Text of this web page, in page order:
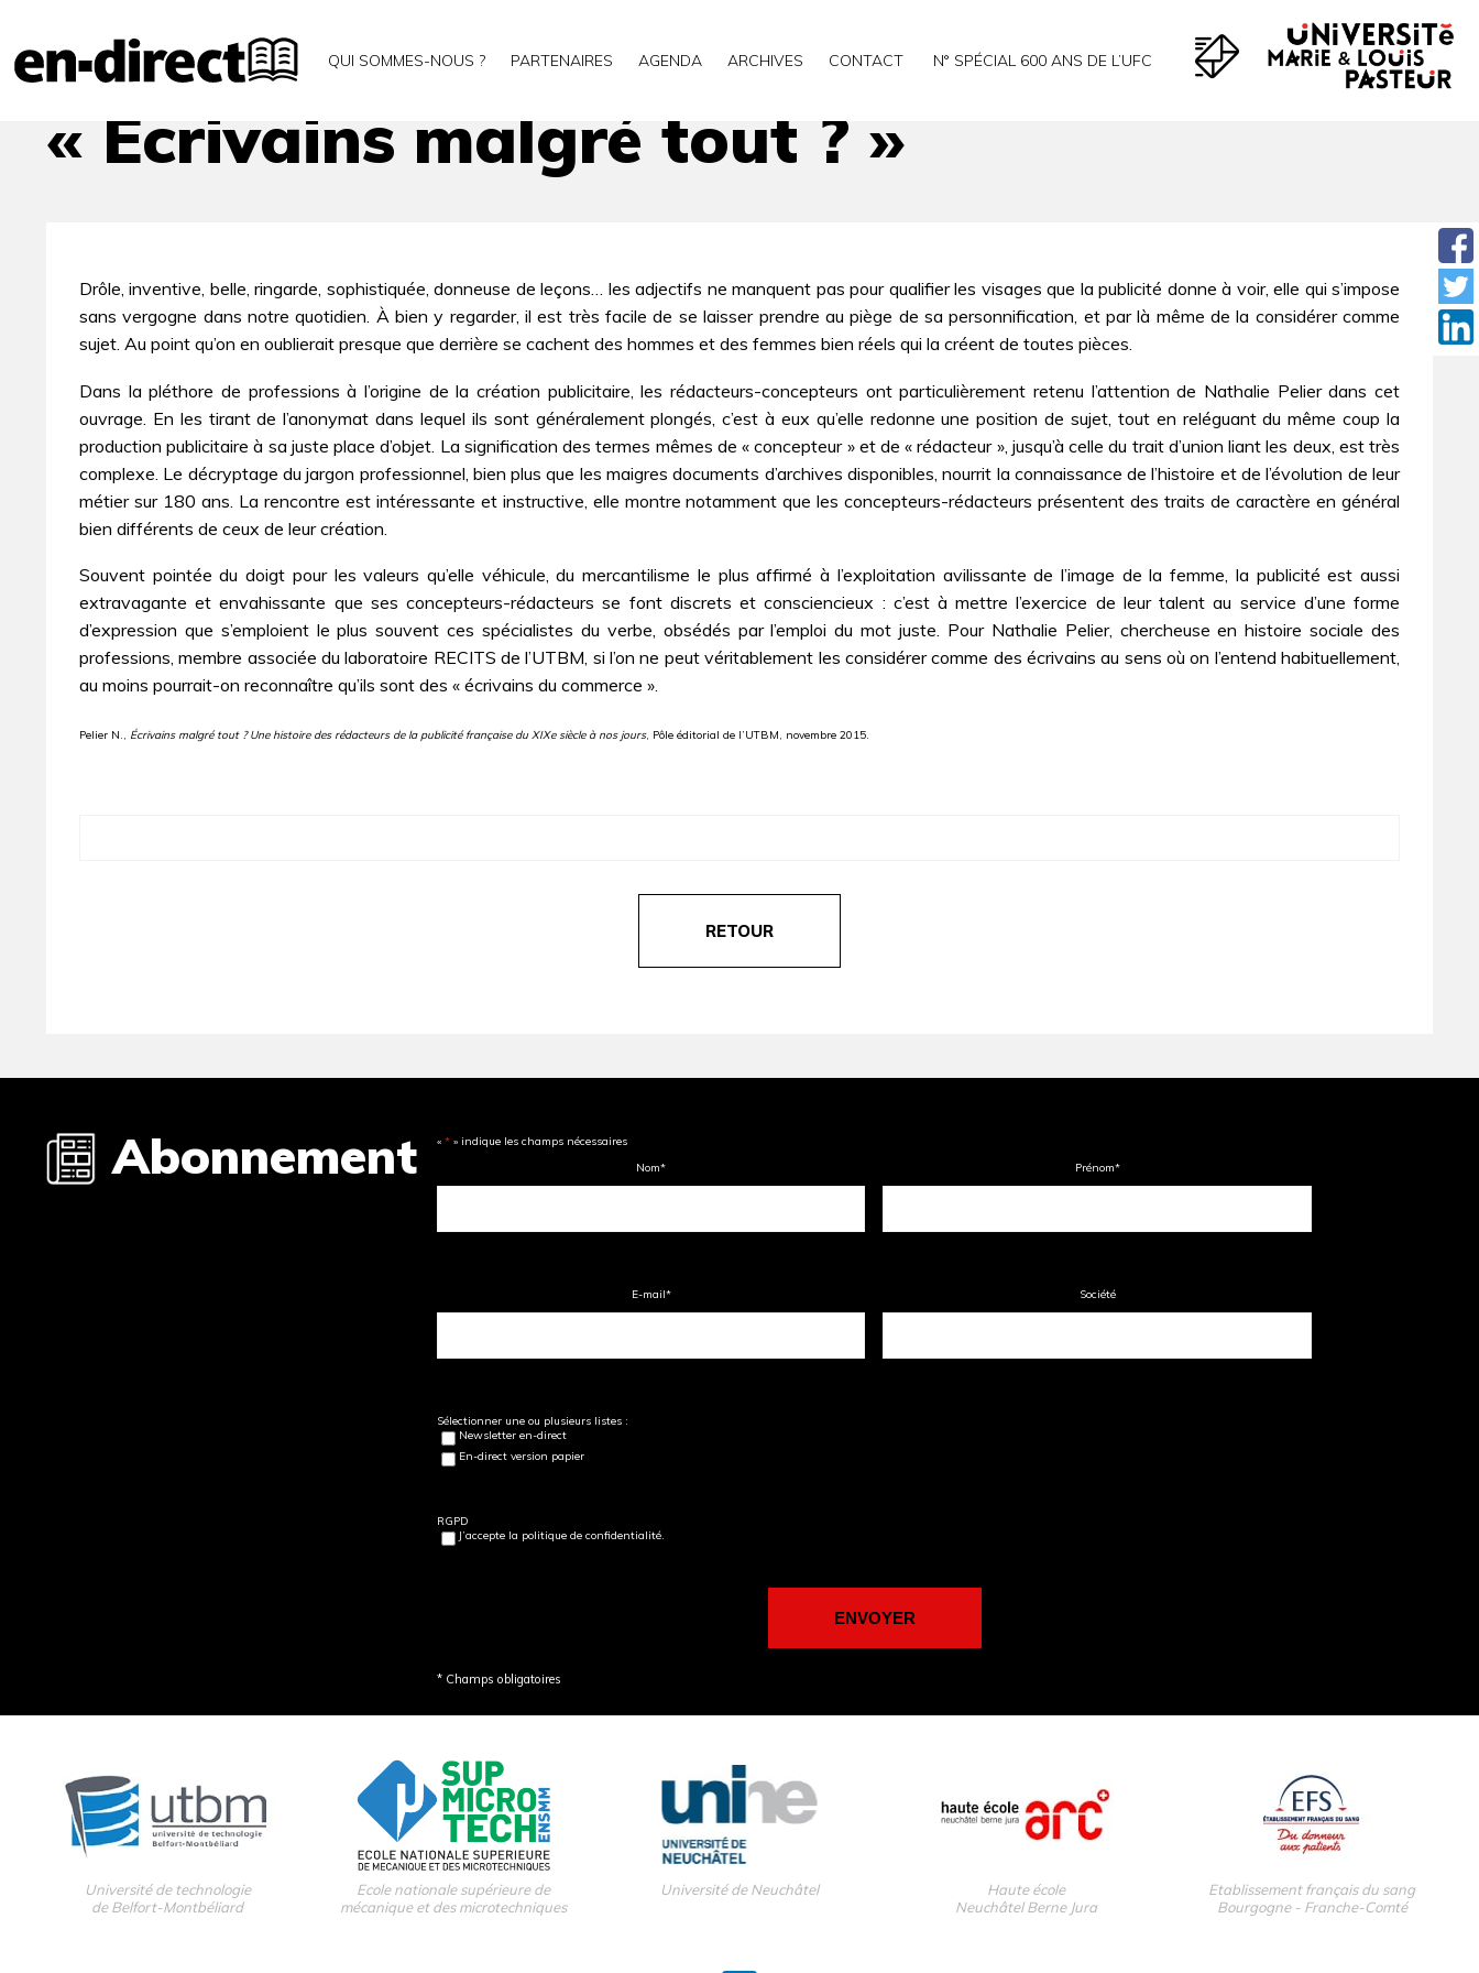
QUI SOMMES-NOUS ? PARTENAIRES AGENDA ARCHIVES CONTACT N° SPÉCIAL 600 ANS DE L’UFC
Archives « Écrivains malgré tout ? »
« Écrivains malgré tout ? »
Drôle, inventive, belle, ringarde, sophistiquée, donneuse de leçons… les adjectifs ne manquent pas pour qualifier les visages que la publicité donne à voir, elle qui s’impose
sans vergogne dans notre quotidien. À bien y regarder, il est très facile de se laisser prendre au piège de sa personnification, et par là même de la considérer comme
sujet. Au point qu’on en oublierait presque que derrière se cachent des hommes et des femmes bien réels qui la créent de toutes pièces.
Dans la pléthore de professions à l’origine de la création publicitaire, les rédacteurs-concepteurs ont particulièrement retenu l’attention de Nathalie Pelier dans cet
ouvrage. En les tirant de l’anonymat dans lequel ils sont généralement plongés, c’est à eux qu’elle redonne une position de sujet, tout en reléguant du même coup la
production publicitaire à sa juste place d’objet. La signification des termes mêmes de « concepteur » et de « rédacteur », jusqu’à celle du trait d’union liant les deux, est très
complexe. Le décryptage du jargon professionnel, bien plus que les maigres documents d’archives disponibles, nourrit la connaissance de l’histoire et de l’évolution de leur
métier sur 180 ans. La rencontre est intéressante et instructive, elle montre notamment que les concepteurs-rédacteurs présentent des traits de caractère en général
bien différents de ceux de leur création.
Souvent pointée du doigt pour les valeurs qu’elle véhicule, du mercantilisme le plus affirmé à l’exploitation avilissante de l’image de la femme, la publicité est aussi
extravagante et envahissante que ses concepteurs-rédacteurs se font discrets et consciencieux : c’est à mettre l’exercice de leur talent au service d’une forme
d’expression que s’emploient le plus souvent ces spécialistes du verbe, obsédés par l’emploi du mot juste. Pour Nathalie Pelier, chercheuse en histoire sociale des
professions, membre associée du laboratoire RECITS de l’UTBM, si l’on ne peut véritablement les considérer comme des écrivains au sens où on l’entend habituellement,
au moins pourrait-on reconnaître qu’ils sont des « écrivains du commerce ».
Pelier N., Écrivains malgré tout ? Une histoire des rédacteurs de la publicité française du XIXe siècle à nos jours, Pôle éditorial de l’UTBM, novembre 2015.
RETOUR
Abonnement « * » indique les champs nécessaires
Nom* Prénom*
E-mail* Société
Sélectionner une ou plusieurs listes :
Newsletter en-direct
En-direct version papier
RGPD
J’accepte la politique de confidentialité.
* Champs obligatoires
Université de technologie
de Belfort-Montbéliard
Ecole nationale supérieure de
mécanique et des microtechniques
Université de Neuchâtel
Haute école
Neuchâtel Berne Jura
Etablissement français du sang
Bourgogne - Franche-Comté